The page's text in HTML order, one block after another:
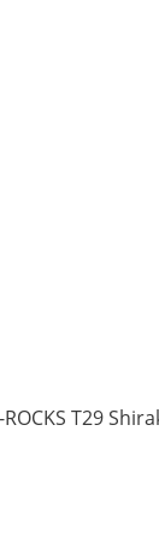
ROCKS T29